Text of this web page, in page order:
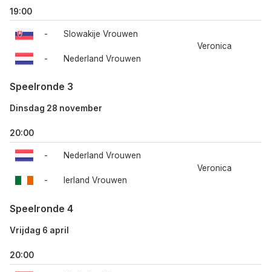
19:00
-
-
Slowakije Vrouwen
Nederland Vrouwen
Veronica
Speelronde 3
Dinsdag 28 november
20:00
-
-
Nederland Vrouwen
Ierland Vrouwen
Veronica
Speelronde 4
Vrijdag 6 april
20:00